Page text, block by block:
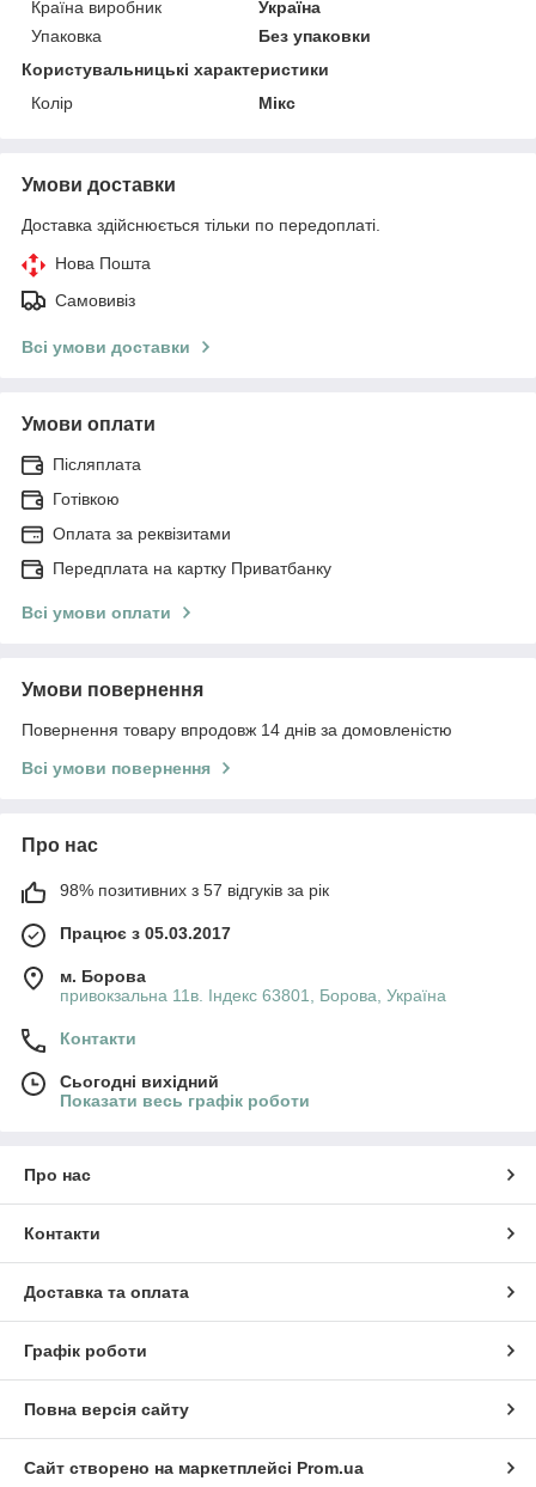
Країна виробник
Україна
Упаковка
Без упаковки
Користувальницькі характеристики
Колір
Мікс
Умови доставки
Доставка здійснюється тільки по передоплаті.
Нова Пошта
Самовивіз
Всі умови доставки
Умови оплати
Післяплата
Готівкою
Оплата за реквізитами
Передплата на картку Приватбанку
Всі умови оплати
Умови повернення
Повернення товару впродовж 14 днів за домовленістю
Всі умови повернення
Про нас
98% позитивних з 57 відгуків за рік
Працює з 05.03.2017
м. Борова
привокзальна 11в. Індекс 63801, Борова, Україна
Контакти
Сьогодні вихідний
Показати весь графік роботи
Про нас
Контакти
Доставка та оплата
Графік роботи
Повна версія сайту
Сайт створено на маркетплейсі Prom.ua